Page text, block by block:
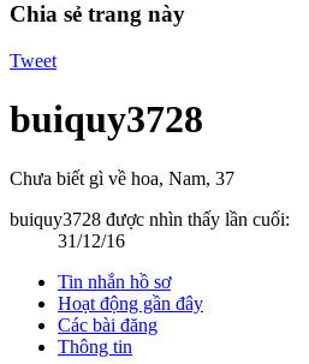
Chia sẻ trang này
Tweet
buiquy3728
Chưa biết gì về hoa, Nam, 37
buiquy3728 được nhìn thấy lần cuối:
31/12/16
Tin nhắn hồ sơ
Hoạt động gần đây
Các bài đăng
Thông tin